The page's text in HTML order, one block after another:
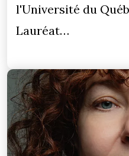
l'Université du
Lauréat…